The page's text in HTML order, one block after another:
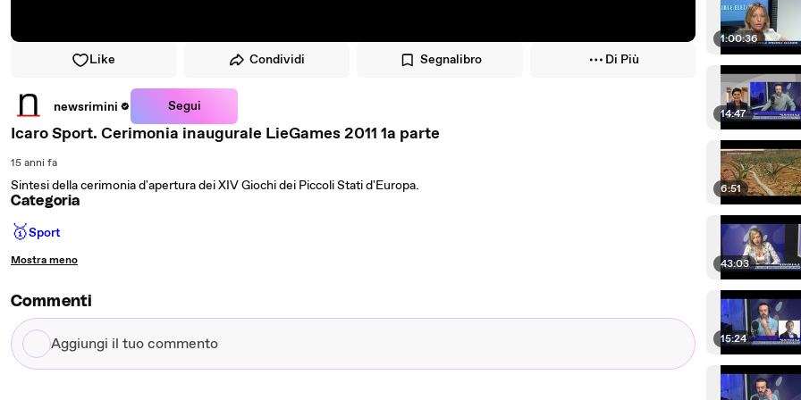
Like Condividi Segnalibro Di Più
newsrimini Segui
Icaro Sport. Cerimonia inaugurale LieGames 2011 1a parte
15 anni fa
Sintesi della cerimonia d'apertura dei XIV Giochi dei Piccoli Stati d'Europa.
Categoria
🥇Sport
Mostra meno
Commenti
Aggiungi
il
1:00:36
14:47
6:51
43:03
15:24